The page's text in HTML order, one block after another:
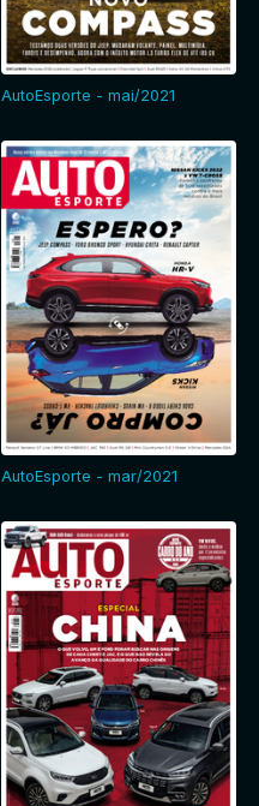
AutoEsporte - mai/2021
AutoEsporte - mar/2021